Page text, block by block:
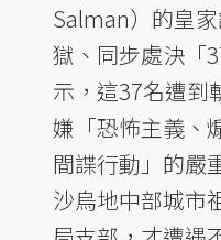
Salman）的皇
獄、同步處決「
示，這37名遭到
嫌「恐怖主義、
間諜行動」的嚴
沙烏地中部城市